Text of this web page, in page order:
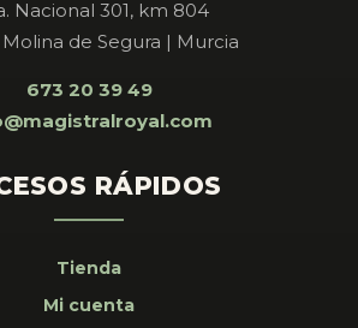
Nacional 301, km 804
de Segura | Murcia
673 20 39 49
RÁPIDOS
Tienda
Mi cuenta